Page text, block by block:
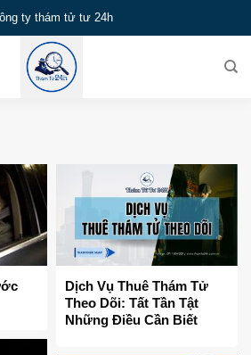
ty thám tử tư 24h
Dịch Vụ Thuê Thám Tử
Theo Dõi: Tất Tần Tật
Những Điều Cần Biết